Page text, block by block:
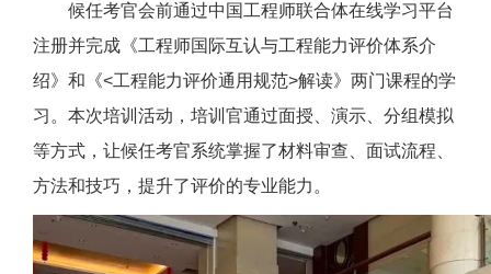
候任考官会前通过中国工程师联合体在线学习平台
注册并完成《工程师国际互认与工程能力评价体系介
绍》和《<工程能力评价通用规范>解读》两门课程的学
习。本次培训活动，培训官通过面授、演示、分组模拟
等方式，让候任考官系统掌握了材料审查、面试流程、
方法和技巧，提升了评价的专业能力。